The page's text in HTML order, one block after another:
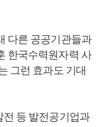
다른 공공기관들과
한국수력원자력 사
그런 효과도 기대
등 발전공기업과